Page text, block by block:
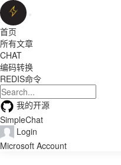
首页
所有文章
CHAT
编码转换
REDIS命令
我的开源
SimpleChat
Login
Microsoft Account